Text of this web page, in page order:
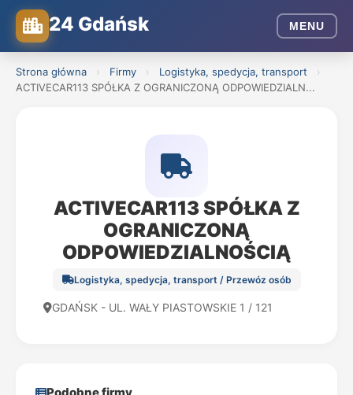
24 Gdańsk MENU
Strona główna › Firmy › Logistyka, spedycja, transport
›
ACTIVECAR113 SPÓŁKA Z OGRANICZONĄ ODPOWIEDZIALN...
ACTIVECAR113 SPÓŁKA Z
OGRANICZONĄ
ODPOWIEDZIALNOŚCIĄ
Logistyka, spedycja, transport / Przewóz osób
GDAŃSK - UL. WAŁY PIASTOWSKIE 1 / 121